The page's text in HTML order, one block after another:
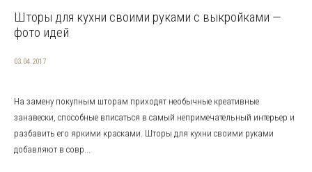
Шторы для кухни своими руками с выкройками —
фото идей
03.04.2017
На замену покупным шторам приходят необычные креативные
занавески, способные вписаться в самый непримечательный интерьер и
разбавить его яркими красками. Шторы для кухни своими руками
добавляют в совр...